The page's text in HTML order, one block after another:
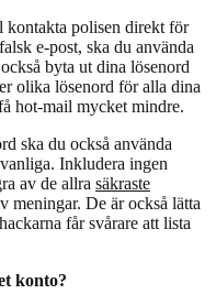
polisen direkt för
e-post, ska du använda
byta ut dina lösenord
olika lösenord för alla dina
hot-mail mycket mindre.
ska du också använda
Inkludera ingen
av de allra säkraste
meningar. De är också lätta
får svårare att lista
konto?